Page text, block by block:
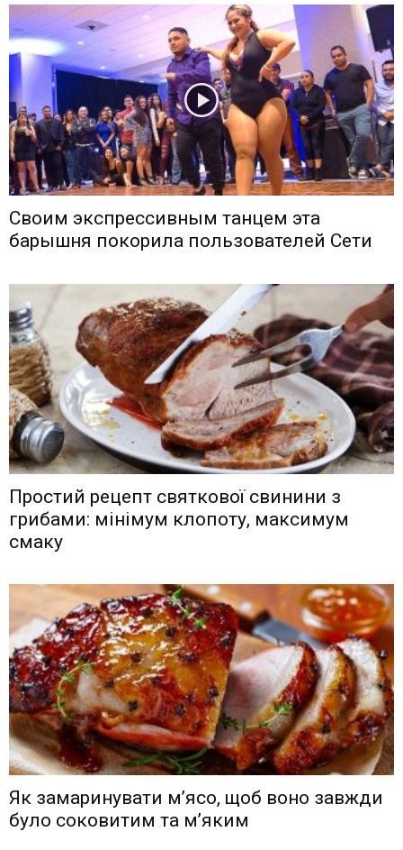
Своим экспрессивным танцем эта
барышня покорила пользователей Сети
Простий рецепт святкової свинини з
грибами: мінімум клопоту, максимум
смаку
Як замаринувати м’ясо, щоб воно завжди
було соковитим та м’яким